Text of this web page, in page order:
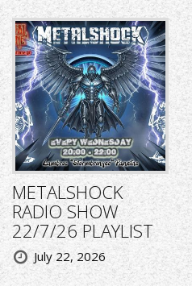
METALSHOCK
RADIO SHOW
22/7/26 PLAYLIST
July 22, 2026